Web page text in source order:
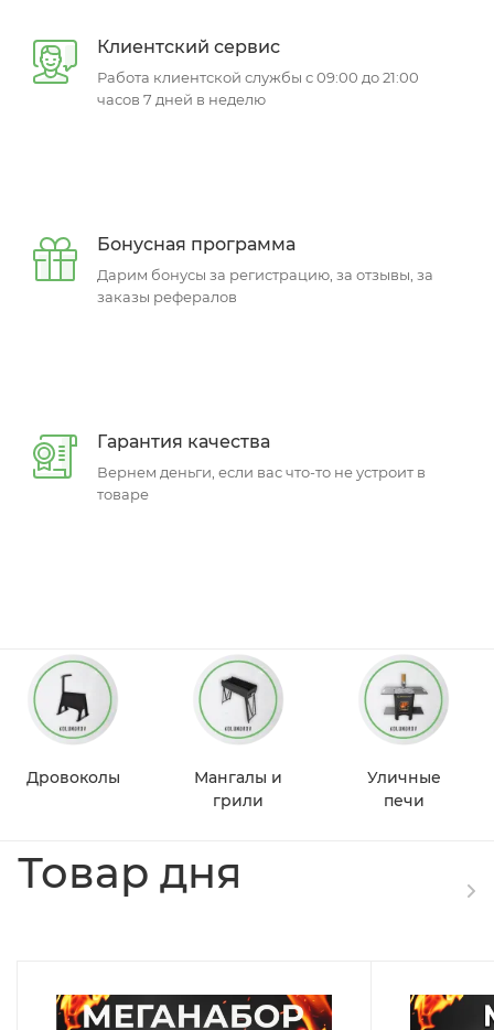
Клиентский сервис
Работа клиентской службы с 09:00 до 21:00
часов 7 дней в неделю
Бонусная программа
Дарим бонусы за регистрацию, за отзывы, за
заказы рефералов
Гарантия качества
Вернем деньги, если вас что-то не устроит в
товаре
Дровоколы
Мангалы и
грили
Уличные
печи
Товар дня